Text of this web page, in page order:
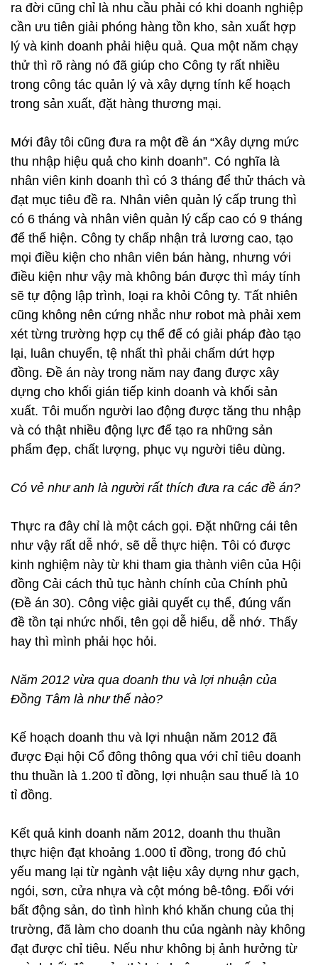
ra đời cũng chỉ là nhu cầu phải có khi doanh nghiệp
cần ưu tiên giải phóng hàng tồn kho, sản xuất hợp
lý và kinh doanh phải hiệu quả. Qua một năm chạy
thử thì rõ ràng nó đã giúp cho Công ty rất nhiều
trong công tác quản lý và xây dựng tính kế hoạch
trong sản xuất, đặt hàng thương mại.
Mới đây tôi cũng đưa ra một đề án “Xây dựng mức
thu nhập hiệu quả cho kinh doanh”. Có nghĩa là
nhân viên kinh doanh thì có 3 tháng để thử thách và
đạt mục tiêu đề ra. Nhân viên quản lý cấp trung thì
có 6 tháng và nhân viên quản lý cấp cao có 9 tháng
để thể hiện. Công ty chấp nhận trả lương cao, tạo
mọi điều kiện cho nhân viên bán hàng, nhưng với
điều kiện như vậy mà không bán được thì máy tính
sẽ tự động lập trình, loại ra khỏi Công ty. Tất nhiên
cũng không nên cứng nhắc như robot mà phải xem
xét từng trường hợp cụ thể để có giải pháp đào tạo
lại, luân chuyển, tệ nhất thì phải chấm dứt hợp
đồng. Đề án này trong năm nay đang được xây
dựng cho khối gián tiếp kinh doanh và khối sản
xuất. Tôi muốn người lao động được tăng thu nhập
và có thật nhiều động lực để tạo ra những sản
phẩm đẹp, chất lượng, phục vụ người tiêu dùng.
Có vẻ như anh là người rất thích đưa ra các đề án?
Thực ra đây chỉ là một cách gọi. Đặt những cái tên
như vậy rất dễ nhớ, sẽ dễ thực hiện. Tôi có được
kinh nghiệm này từ khi tham gia thành viên của Hội
đồng Cải cách thủ tục hành chính của Chính phủ
(Đề án 30). Công việc giải quyết cụ thể, đúng vấn
đề tồn tại nhức nhối, tên gọi dễ hiểu, dễ nhớ. Thấy
hay thì mình phải học hỏi.
Năm 2012 vừa qua doanh thu và lợi nhuận của
Đồng Tâm là như thế nào?
Kế hoạch doanh thu và lợi nhuận năm 2012 đã
được Đại hội Cổ đông thông qua với chỉ tiêu doanh
thu thuần là 1.200 tỉ đồng, lợi nhuận sau thuế là 10
tỉ đồng.
Kết quả kinh doanh năm 2012, doanh thu thuần
thực hiện đạt khoảng 1.000 tỉ đồng, trong đó chủ
yếu mang lại từ ngành vật liệu xây dựng như gạch,
ngói, sơn, cửa nhựa và cột móng bê-tông. Đối với
bất động sản, do tình hình khó khăn chung của thị
trường, đã làm cho doanh thu của ngành này không
đạt được chỉ tiêu. Nếu như không bị ảnh hưởng từ